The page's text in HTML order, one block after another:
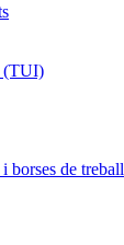
(TUI)
borses de treball